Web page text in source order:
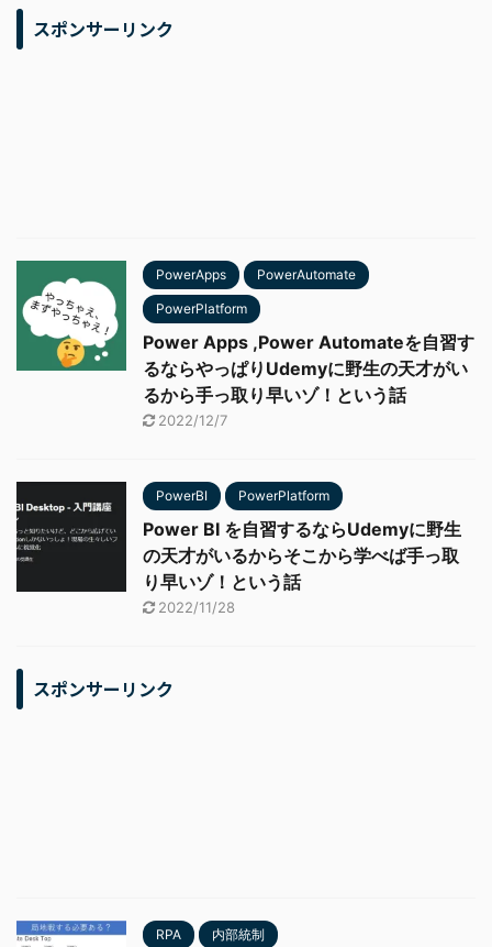
スポンサーリンク
PowerApps PowerAutomate
PowerPlatform
Power Apps ,Power Automateを自習す
るならやっぱりUdemyに野生の天才がい
るから手っ取り早いゾ！という話
2022/12/7
PowerBI PowerPlatform
Power BI を自習するならUdemyに野生
の天才がいるからそこから学べば手っ取
り早いゾ！という話
2022/11/28
スポンサーリンク
RPA 内部統制